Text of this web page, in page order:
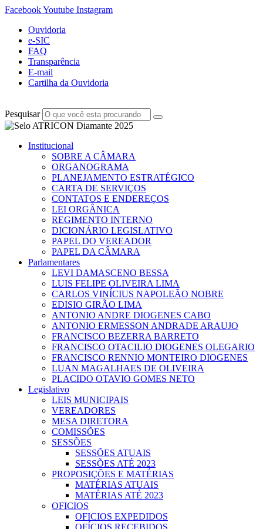
FacebookYoutube Instagram
Ouvidoria
e-SIC
FAQ
Transparência
E-mail
Cartilha da Ouvidoria
Pesquisar
Institucional
SOBRE A CÂMARA
ORGANOGRAMA
PLANEJAMENTO ESTRATÉGICO
CARTA DE SERVIÇOS
CONTATOS E ENDEREÇOS
LEI ORGÂNICA
REGIMENTO INTERNO
DICIONÁRIO LEGISLATIVO
PAPEL DO VEREADOR
PAPEL DA CÂMARA
Parlamentares
LEVI DAMASCENO BESSA
LUIS FELIPE OLIVEIRA LIMA
CARLOS VINÍCIUS NAPOLEÃO NOBRE
EDISIO GIRÃO LIMA
ANTONIO ANDRE DIOGENES CABO
ANTONIO ERMESSON ANDRADE ARAUJO
FRANCISCO BEZERRA BARRETO
FRANCISCO OTACILIO DIOGENES OLEGARIO
FRANCISCO RENNIO MONTEIRO DIOGENES
LUAN MAGALHAES DE OLIVEIRA
PLACIDO OTAVIO GOMES NETO
Legislativo
LEIS MUNICIPAIS
VEREADORES
MESA DIRETORA
COMISSÕES
SESSÕES
SESSÕES ATUAIS
SESSÕES ATÉ 2023
PROPOSIÇÕES E MATÉRIAS
MATÉRIAS ATUAIS
MATÉRIAS ATÉ 2023
OFICIOS
OFICIOS EXPEDIDOS
OFÍCIOS RECEBIDOS